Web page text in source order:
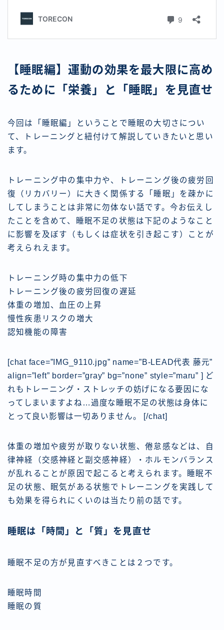
【睡眠編】運動の効果を最大限に高め
るために「栄養」と「睡眠」を見直せ
今回は「睡眠編」ということで睡眠の大切さについ
て、トレーニングと紐付けて解説していきたいと思い
ます。
トレーニング中の集中力や、トレーニング後の疲労回
復（リカバリー）に大きく関係する「睡眠」を疎かに
してしまうことは非常に勿体ない話です。今お伝えし
たことを含めて、睡眠不足の状態は下記のようなこと
に影響を及ぼす（もしくは症状を引き起こす）ことが
考えられえます。
トレーニング時の集中力の低下
トレーニング後の疲労回復の遅延
体重の増加、血圧の上昇
慢性疾患リスクの増大
認知機能の障害
[chat face=”IMG_9110.jpg” name=”B-LEAD代表 藤元”
align=”left” border=”gray” bg=”none” style=”maru” ] ど
れもトレーニング・ストレッチの妨げになる要因にな
ってしまいますよね…過度な睡眠不足の状態は身体に
とって良い影響は一切ありません。
[/chat]
体重の増加や疲労が取りない状態、倦怠感などは、自
律神経（交感神経と副交感神経）・ホルモンバランス
が乱れることが原因で起こると考えられます。睡眠不
足の状態、眠気がある状態でトレーニングを実践して
も効果を得られにくいのは当たり前の話です。
睡眠は「時間」と「質」を見直せ
睡眠不足の方が見直すべきことは２つです。
睡眠時間
睡眠の質